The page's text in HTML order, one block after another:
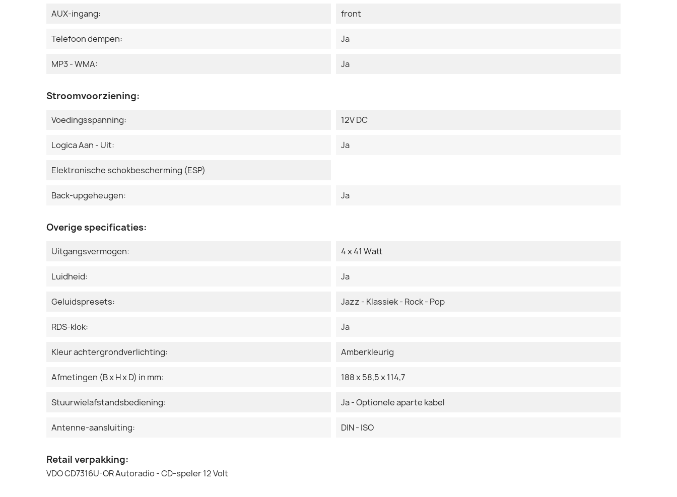
AUX-ingang: front
Telefoon dempen: Ja
MP3 - WMA: Ja
Stroomvoorziening:
Voedingsspanning: 12V DC
Logica Aan - Uit: Ja
Elektronische schokbescherming (ESP)
Back-upgeheugen: Ja
Overige specificaties:
Uitgangsvermogen: 4 x 41 Watt
Luidheid: Ja
Geluidspresets: Jazz - Klassiek - Rock - Pop
RDS-klok: Ja
Kleur achtergrondverlichting: Amberkleurig
Afmetingen (B x H x D) in mm: 188 x 58,5 x 114,7
Stuurwielafstandsbediening: Ja - Optionele aparte kabel
Antenne-aansluiting: DIN - ISO
Retail verpakking:
VDO CD7316U-OR Autoradio - CD-speler 12 Volt